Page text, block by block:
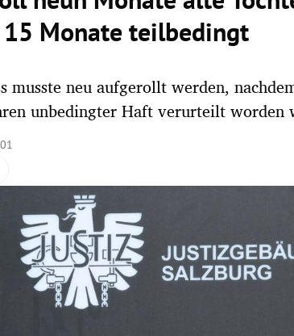
15 Monate teilbedingt
musste neu aufgerollt werden,
unbedingter Haft verurteilt worden
öffnen/schließen